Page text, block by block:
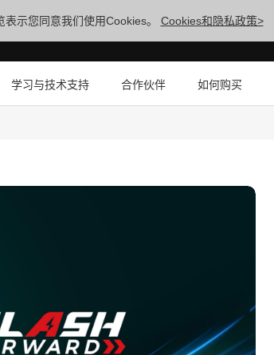
示您同意我们使用Cookies。 Cookies和隐私政策>
学习与技术支持 合作伙伴 如何购买